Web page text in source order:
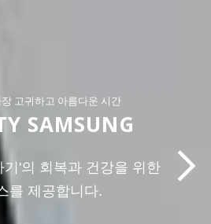
고귀하고 아름다운 시간
SAMSUNG
기'의 회복과 건강을 위한
를 제공합니다.